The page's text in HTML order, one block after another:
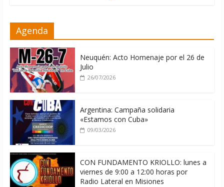
06/08/2026
Agenda
Neuquén: Acto Homenaje por el 26 de
Julio
26/07/2026
Argentina: Campaña solidaria
«Estamos con Cuba»
09/03/2026
CON FUNDAMENTO KRIOLLO: lunes a
viernes de 9:00 a 12:00 horas por
Radio Lateral en Misiones